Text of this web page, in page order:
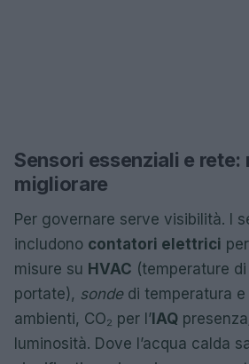
Sensori essenziali e rete:
migliorare
Per governare serve visibilità. I
includono contatori elettrici
misure su HVAC (temperature
portate), sondedi temperatura e
ambienti, CO₂ per l’ IAQ
luminosità. Dove l’acqua calda